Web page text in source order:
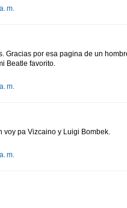
m.
Gracias por esa pagina de un
Beatle favorito.
m.
voy pa Vizcaino y Luigi Bombek.
m.